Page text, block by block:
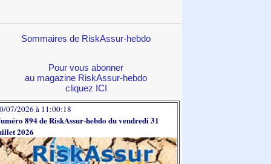
Sommaires de RiskAssur-hebdo
Pour vous abonner
au magazine RiskAssur-hebdo
cliquez ICI
07/2026 à 11:00:18
894 de RiskAssur-hebdo du vendredi 31
2026